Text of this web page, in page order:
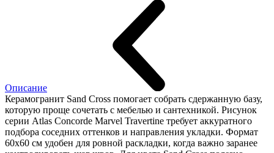
Описание
Керамогранит Sand Cross помогает собрать сдержанную базу,
которую проще сочетать с мебелью и сантехникой. Рисунок
серии Atlas Concorde Marvel Travertine требует аккуратного
подбора соседних оттенков и направления укладки. Формат
60x60 см удобен для ровной раскладки, когда важно заранее